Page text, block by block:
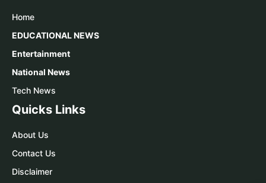
Home
EDUCATIONAL NEWS
Entertainment
National News
Tech News
Quicks Links
About Us
Contact Us
Disclaimer